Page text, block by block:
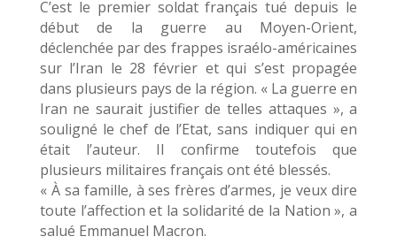
C’est le premier soldat français tué depuis le
début de la guerre au Moyen-Orient,
déclenchée par des frappes israélo-américaines
sur l’Iran le 28 février et qui s’est propagée
dans plusieurs pays de la région. « La guerre en
Iran ne saurait justifier de telles attaques », a
souligné le chef de l’Etat, sans indiquer qui en
était l’auteur. Il confirme toutefois que
plusieurs militaires français ont été blessés.
« À sa famille, à ses frères d’armes, je veux dire
toute l’affection et la solidarité de la Nation », a
salué Emmanuel Macron.